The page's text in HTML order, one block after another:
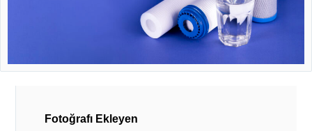
Fotoğrafı Ekleyen